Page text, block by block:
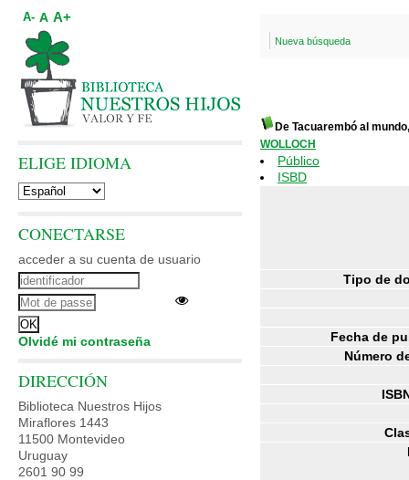
Nueva búsqueda
De Tacuarembó al
WOLLOCH
Público
ISBD
Tipo de
Fecha de
Número
A- A A+
ELIGE IDIOMA
CONECTARSE
acceder a su cuenta de usuario
Olvidé mi contraseña
DIRECCIÓN
Biblioteca Nuestros Hijos
Miraflores 1443
11500 Montevideo
Uruguay
2601 90 99